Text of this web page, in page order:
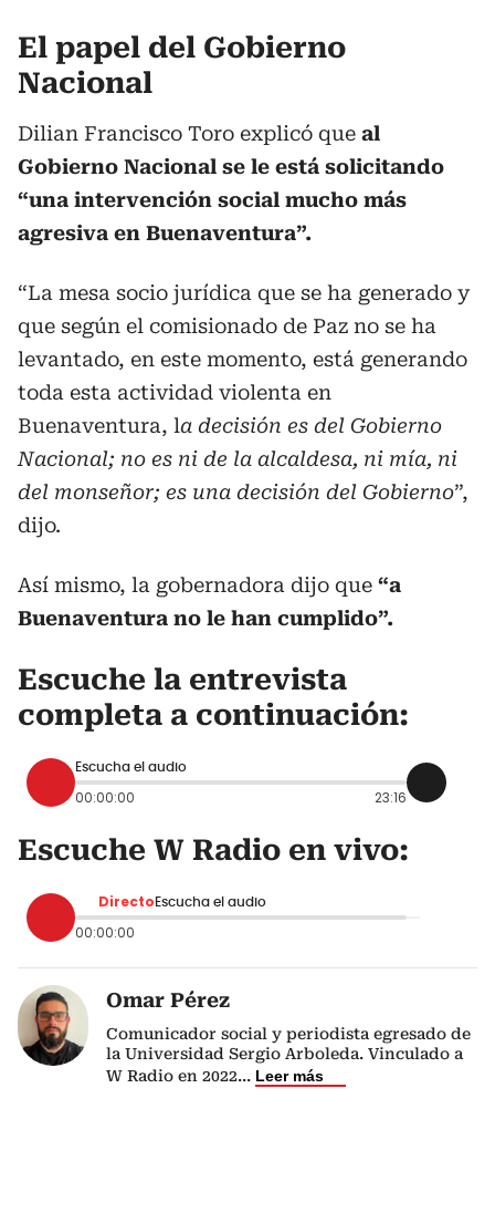
El papel del Gobierno
Nacional
Dilian Francisco Toro explicó que al
Gobierno Nacional se le está solicitando
“una intervención social mucho más
agresiva en Buenaventura”.
“La mesa socio jurídica que se ha generado y
que según el comisionado de Paz no se ha
levantado, en este momento, está generando
toda esta actividad violenta en
Buenaventura, la decisión es del Gobierno
Nacional; no es ni de la alcaldesa, ni mía, ni
del monseñor; es una decisión del Gobierno”,
dijo.
Así mismo, la gobernadora dijo que “a
Buenaventura no le han cumplido”.
Escuche la entrevista
completa a continuación:
Escucha el audio
00:00:00 23:16
Escuche W Radio en vivo:
Directo Escucha el audio
00:00:00
Omar Pérez
Comunicador social y periodista egresado de
la Universidad Sergio Arboleda. Vinculado a
W Radio en 2022... Leer más